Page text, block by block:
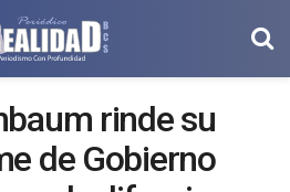
rinde su
de Gobierno